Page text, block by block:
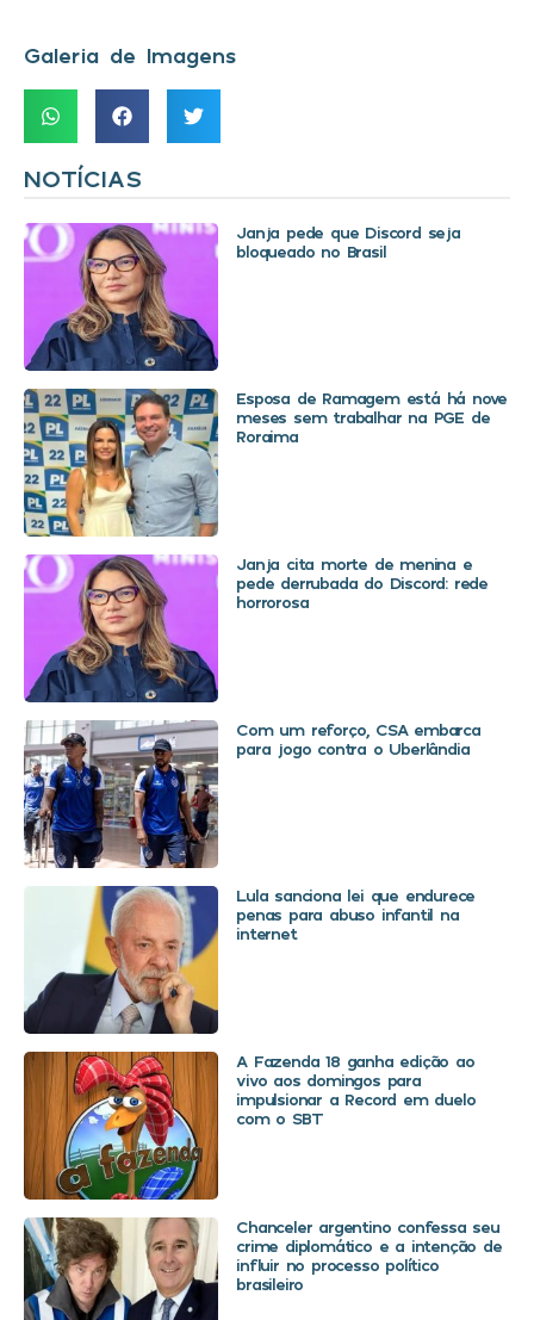
Galeria de Imagens
NOTÍCIAS
Janja pede que Discord seja
bloqueado no Brasil
Esposa de Ramagem está há nove
meses sem trabalhar na PGE de
Roraima
Janja cita morte de menina e
pede derrubada do Discord: rede
horrorosa
Com um reforço, CSA embarca
para jogo contra o Uberlândia
Lula sanciona lei que endurece
penas para abuso infantil na
internet
A Fazenda 18 ganha edição ao
vivo aos domingos para
impulsionar a Record em duelo
com o SBT
Chanceler argentino confessa seu
crime diplomático e a intenção de
influir no processo político
brasileiro